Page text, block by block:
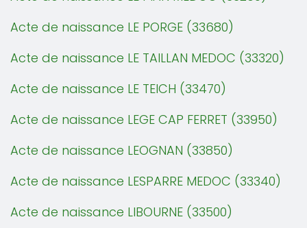
Acte de naissance LE PORGE (33680)
Acte de naissance LE TAILLAN MEDOC (33320)
Acte de naissance LE TEICH (33470)
Acte de naissance LEGE CAP FERRET (33950)
Acte de naissance LEOGNAN (33850)
Acte de naissance LESPARRE MEDOC (33340)
Acte de naissance LIBOURNE (33500)